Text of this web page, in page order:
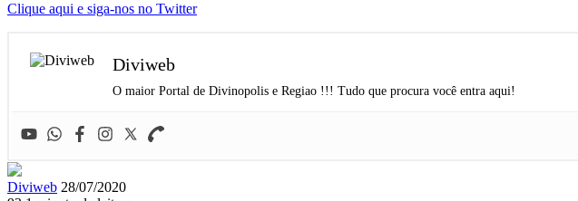
Clique aqui e siga-nos no Twitter
Diviweb
O maior Portal de Divinopolis e Regiao !!! Tudo que procura você entra aqui!
Diviweb Mande
28/07/2020